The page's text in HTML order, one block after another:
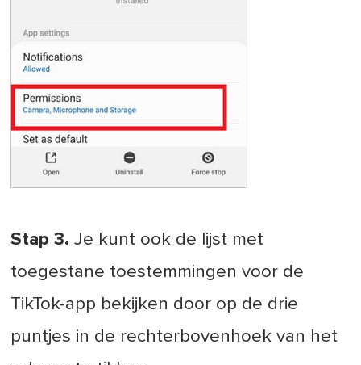
Stap 3. Je kunt ook de lijst met
toegestane toestemmingen voor de
TikTok-app bekijken door op de drie
puntjes in de rechterbovenhoek van het